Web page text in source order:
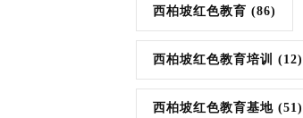
西柏坡红色教育 (86)
西柏坡红色教育培训 (12)
西柏坡红色教育基地 (51)